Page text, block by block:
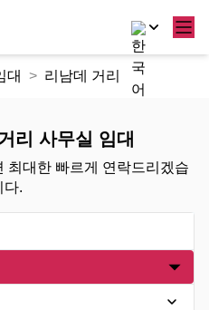
대 리남데 거리
리 사무실 임대
최대한 빠르게 연락드리겠습
다.